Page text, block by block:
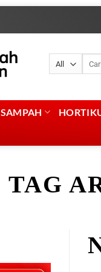
SAMPAH
TAG